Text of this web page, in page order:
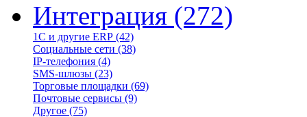
Интеграция (272)
1С и другие ERP (42)
Социальные сети (38)
IP-телефония (4)
SMS-шлюзы (23)
Торговые площадки (69)
Почтовые сервисы (9)
Другое (75)